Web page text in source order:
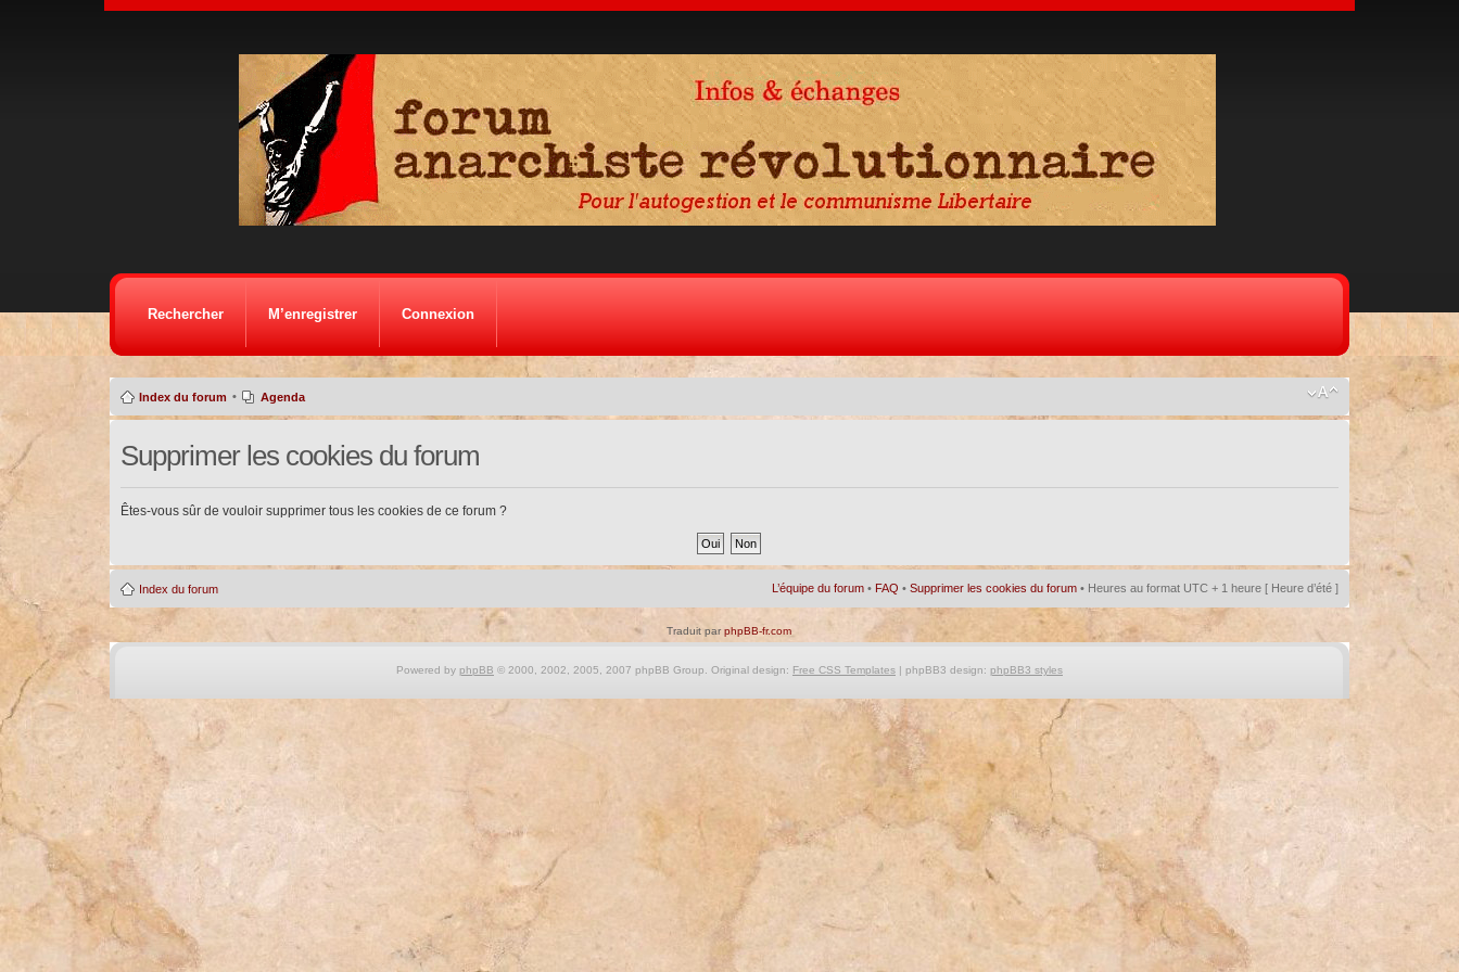
Rechercher M’enregistrer Connexion
Index du forum • Agenda
Supprimer les cookies du forum
Êtes-vous sûr de vouloir supprimer tous les cookies de ce forum ?
Index du forum L’équipe du forum • FAQ •Supprimer les cookies du forum • Heures au format UTC + 1 heure [ Heure d’été ]
Traduit parphpBB-fr.com
Powered by phpBB © 2000, 2002, 2005, 2007 phpBB Group. Original design: Free CSS Templates| phpBB3 design: phpBB3 styles